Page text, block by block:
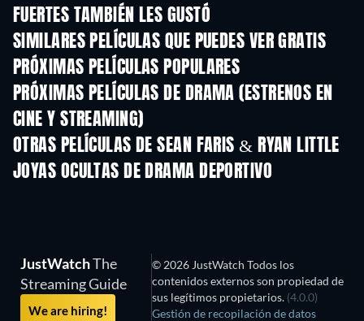
FUERTES TAMBIÉN LES GUSTÓ
SIMILARES PELÍCULAS QUE PUEDES VER GRATIS
PRÓXIMAS PELÍCULAS POPULARES
PRÓXIMAS PELÍCULAS DE DRAMA (ESTRENOS EN
CINE Y STREAMING)
OTRAS PELÍCULAS DE SEAN FARIS & RYAN LITTLE
JOYAS OCULTAS DE DRAMA DEPORTIVO
TV
JustWatchThe
Streaming Guide
We are hiring!
© 2026 JustWatch Todos los
contenidos externos son propiedad de
sus legítimos propietarios. (4.0.0)
Gestión de recopilación de datos